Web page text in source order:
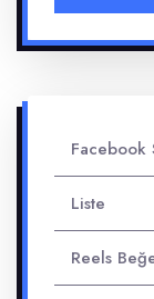
Facebook
Liste
Reels